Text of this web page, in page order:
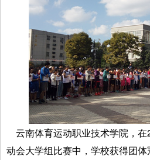
云南体育运动职业技术学院，
动会大学组比赛中，学校获得团